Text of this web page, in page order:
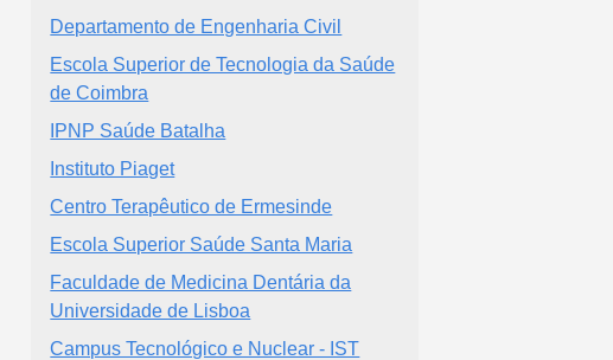
Departamento de Engenharia Civil
Escola Superior de Tecnologia da Saúde
de Coimbra
IPNP Saúde Batalha
Instituto Piaget
Centro Terapêutico de Ermesinde
Escola Superior Saúde Santa Maria
Faculdade de Medicina Dentária da
Universidade de Lisboa
Campus Tecnológico e Nuclear - IST